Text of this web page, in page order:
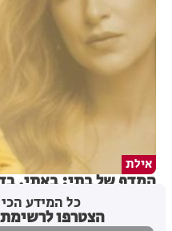
אילת
המדף של בתי: באתי,
כל המידע
הצטרפו